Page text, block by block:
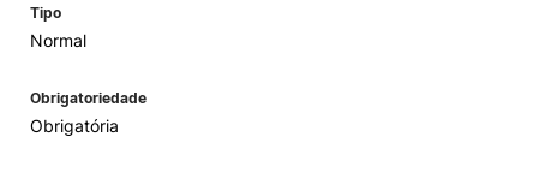
Tipo
Normal
Obrigatoriedade
Obrigatória